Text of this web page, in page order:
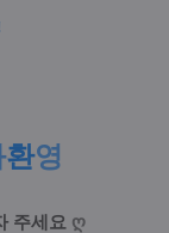
환영
주세요 ღ